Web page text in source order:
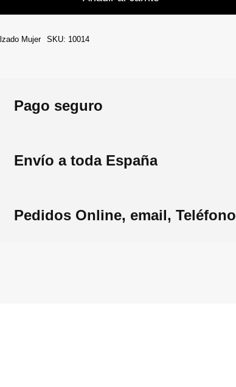
Mujer SKU: 10014
Pago seguro
Envío a toda España
Pedidos Online, email, Teléfono